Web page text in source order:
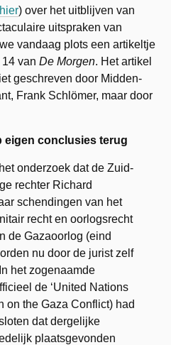
) over het uitblijven van
uitspraken van
vandaag plots een artikeltje
14 vanDe Morgen. Het artikel
geschreven door Midden-
Frank Schlömer, maar door
eigen conclusies terug
onderzoek dat de Zuid-
rechter Richard
schendingen van het
recht en oorlogsrecht
de Gazaoorlog (eind
nu door de jurist zelf
het zogenaamde
de ‘United Nations
on the Gaza Conflict) had
dat dergelijke
plaatsgevonden